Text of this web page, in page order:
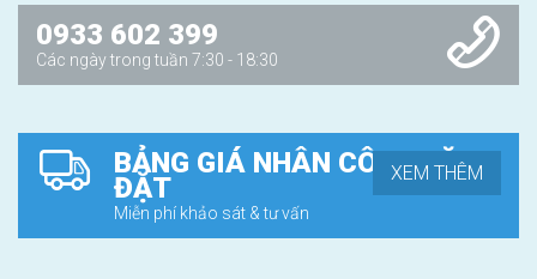
0933 602 399
Các ngày trong tuần 7:30 - 18:30
BẢNG GIÁ NHÂN CÔNG LẶP
ĐẶT
Miễn phí khảo sát & tư vấn
XEM THÊM